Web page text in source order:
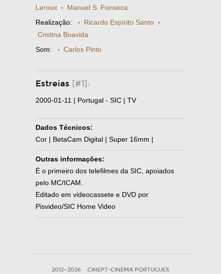
Leroux · Manuel S. Fonseca
Realização: · Ricardo Espírito Santo ·
Cristina Boavida
Som: · Carlos Pinto
Estreias [#1]:
2000-01-11 | Portugal - SIC | TV
Dados Técnicos:
Cor | BetaCam Digital | Super 16mm |
Outras informações:
É o primeiro dos telefilmes da SIC, apoiados
pelo MC/ICAM.
Editado em videocassete e DVD por
Pisvideo/SIC Home Video
2012—2026 CINEPT-CINEMA PORTUGUES